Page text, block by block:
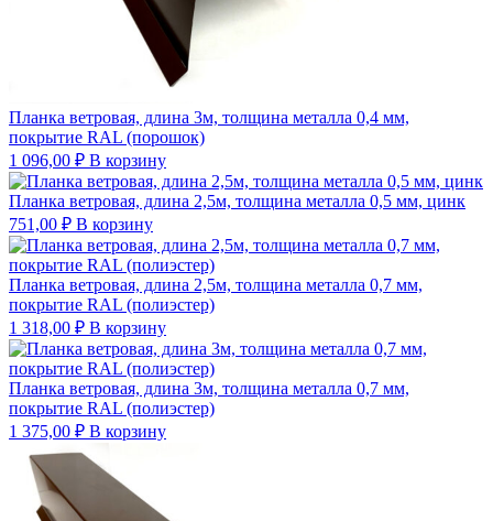
Планка ветровая, длина 3м, толщина металла 0,4 мм,
покрытие RAL (порошок)
1 096,00 ₽ В корзину
Планка ветровая, длина 2,5м, толщина металла 0,5 мм, цинк
751,00 ₽ В корзину
Планка ветровая, длина 2,5м, толщина металла 0,7 мм,
покрытие RAL (полиэстер)
1 318,00 ₽ В корзину
Планка ветровая, длина 3м, толщина металла 0,7 мм,
покрытие RAL (полиэстер)
1 375,00 ₽ В корзину